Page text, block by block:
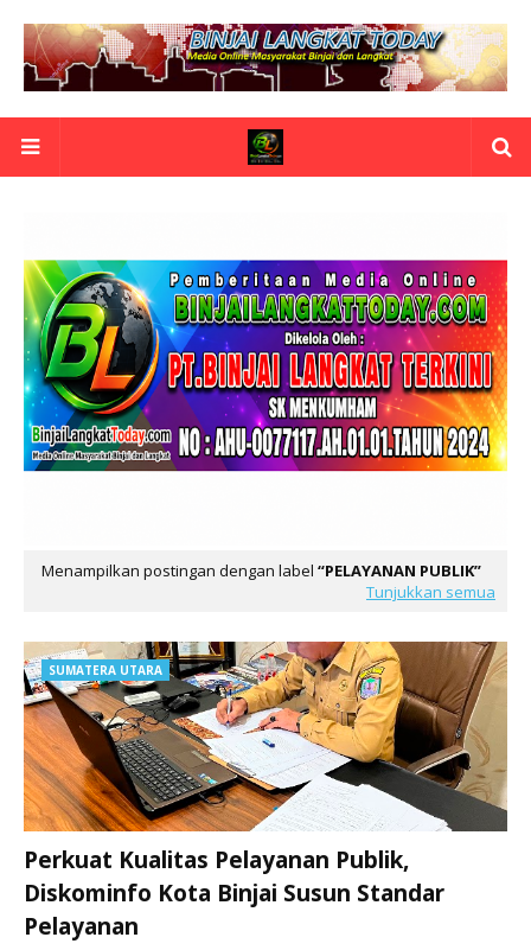
Menampilkan postingan dengan label
PELAYANAN PUBLIK
Tunjukkan semua
SUMATERA UTARA
Perkuat Kualitas Pelayanan Publik,
Diskominfo Kota Binjai Susun Standar
Pelayanan